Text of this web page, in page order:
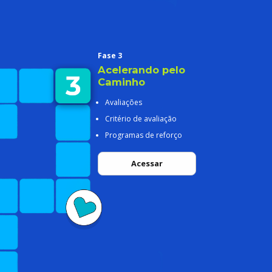
Fase 3
Acelerando pelo
Caminho
Avaliações
Critério de avaliação
Programas de reforço
Acessar